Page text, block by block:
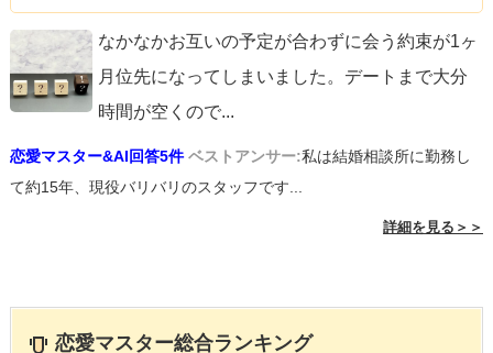
なかなかお互いの予定が合わずに会う約束が1ヶ
月位先になってしまいました。デートまで大分
時間が空くので...
恋愛マスター&AI回答5件 ベストアンサー:私は結婚相談所に勤務し
て約15年、現役バリバリのスタッフです...
詳細を見る＞＞
恋愛マスター総合ランキング